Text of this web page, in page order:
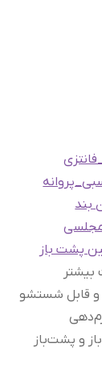
بند
پشت باز
بیشتر
قابل شستشو
و پشت‌باز